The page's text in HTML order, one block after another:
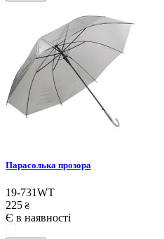
Парасолька прозора
19-731WT
225 ₴
Є в наявності